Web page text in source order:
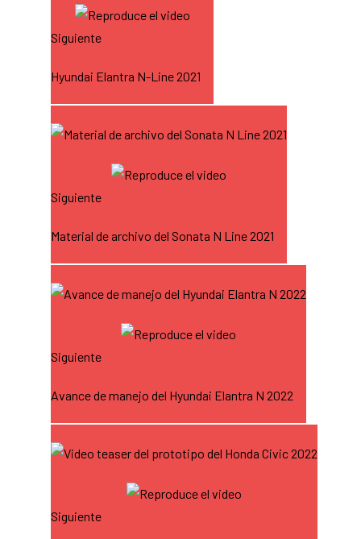
Siguiente
Hyundai Elantra N-Line 2021
Siguiente
Material de archivo del Sonata N Line 2021
Siguiente
Avance de manejo del Hyundai Elantra N 2022
Siguiente